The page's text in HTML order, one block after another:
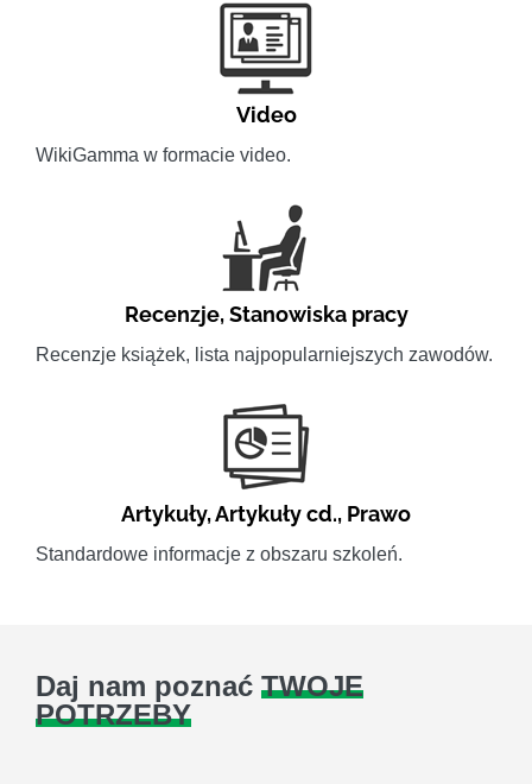
Video
WikiGamma w formacie video.
Recenzje,Stanowiska pracy
Recenzje książek, lista najpopularniejszych zawodów.
Artykuły,Artykuły cd., Prawo
Standardowe informacje z obszaru szkoleń.
Daj nam poznać TWOJE
POTRZEBY